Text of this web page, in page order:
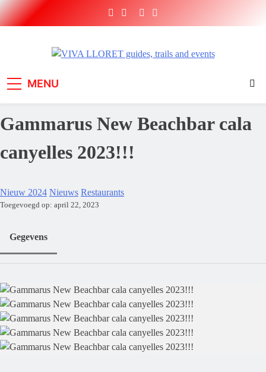
Ga
naar
MENU
Gammarus New Beachbar cala
canyelles 2023!!!
Nieuw 2024 Nieuws Restaurants
Toegevoegd op: april 22, 2023
Gegevens